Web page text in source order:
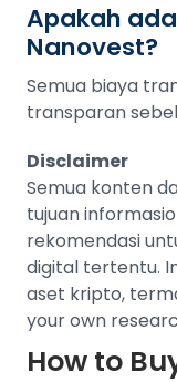
Apakah
Nanovest?
Semua biaya
transparan
Disclaimer
Semua konten
tujuan
rekomendasi
digital tertentu.
aset kripto,
your own
How to